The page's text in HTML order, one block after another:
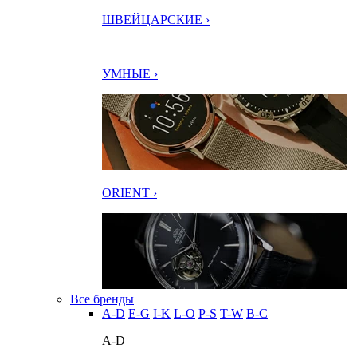
ШВЕЙЦАРСКИЕ ›
УМНЫЕ ›
ORIENT ›
Все бренды
A-D E-G I-K L-O P-S T-W В-С
A-D